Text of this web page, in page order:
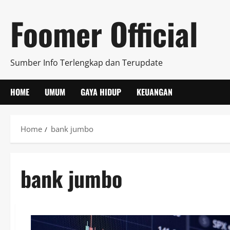
content
Foomer Official
Sumber Info Terlengkap dan Terupdate
HOME UMUM GAYA HIDUP KEUANGAN
Home bank jumbo
bank jumbo